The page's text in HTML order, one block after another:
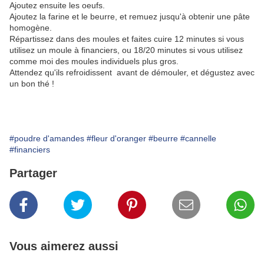
Ajoutez ensuite les oeufs.
Ajoutez la farine et le beurre, et remuez jusqu'à obtenir une pâte
homogène.
Répartissez dans des moules et faites cuire 12 minutes si vous
utilisez un moule à financiers, ou 18/20 minutes si vous utilisez
comme moi des moules individuels plus gros.
Attendez qu'ils refroidissent avant de démouler, et dégustez avec
un bon thé !
#poudre d'amandes #fleur d'oranger #beurre #cannelle
#financiers
Partager
Vous aimerez aussi